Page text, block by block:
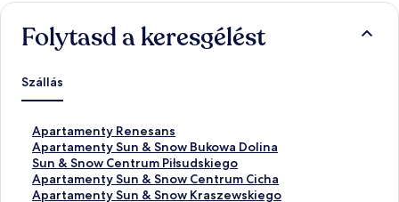
Folytasd a keresgélést
Szállás
Apartamenty Renesans
S
z
a
b
v
Apartamenty Sun & Snow Bukowa Dolina
S
z
a
b
Sun & Snow Centrum Piłsudskiego
S
z
a
Apartamenty Sun & Snow Centrum Cicha
S
z
Apartamenty Sun & Snow Kraszewskiego
S